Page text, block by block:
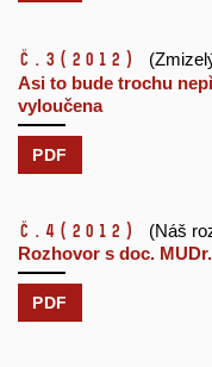
č.3 (2012)
Asi to bude trochu
vyloučena
PDF
č.4 (2012)
(Náš
Rozhovor s doc.
PDF